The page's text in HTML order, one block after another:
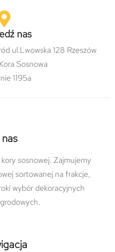
nas
ul.Lwowska 128 Rzeszów
Sosnowa
1195a
sosnowej. Zajmujemy
sortowanej na frakcje,
wybór dekoracyjnych